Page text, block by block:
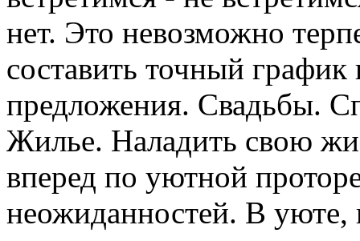
нет. Это невозможно
составить точный график
предложения. Свадьбы.
Жилье. Наладить свою
вперед по уютной
неожиданностей. В уюте,